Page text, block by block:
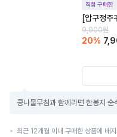
직접 구매한
[압구정주
9,900원
20%
콩나물무침과 함께라면 한봉지 순
최근 12개월 이내 구매한 상품에 배